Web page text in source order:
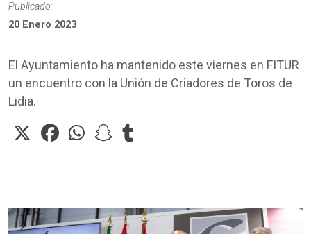
Publicado:
20 Enero 2023
El Ayuntamiento ha mantenido este viernes en FITUR
un encuentro con la Unión de Criadores de Toros de
Lidia.